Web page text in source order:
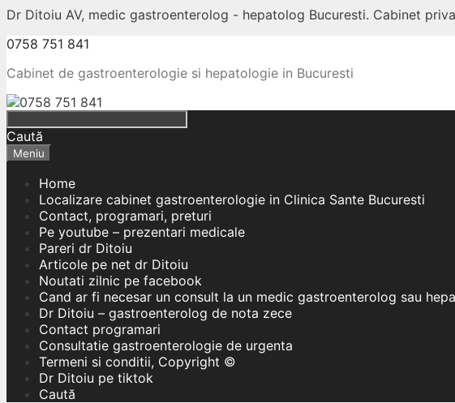
Dr Ditoiu AV, medic gastroenterolog - hepatolog Bucuresti. Cabinet
0758 751 841
Cabinet de gastroenterologie si hepatologie in Bucuresti
Caută
Meniu
Home
Localizare cabinet gastroenterologie in Clinica Sante Bucuresti
Contact, programari, preturi
Pe youtube – prezentari medicale
Pareri dr Ditoiu
Articole pe net dr Ditoiu
Noutati zilnic pe facebook
Cand ar fi necesar un consult la un medic gastroenterolog sau
Dr Ditoiu – gastroenterolog de nota zece
Contact programari
Consultatie gastroenterologie de urgenta
Termeni si conditii, Copyright ©
Dr Ditoiu pe tiktok
Caută